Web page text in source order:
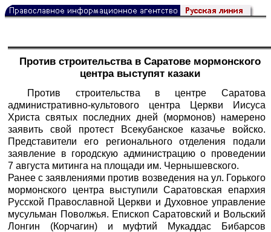
Против строительства в Саратове мормонского
центра выступят казаки
Против строительства в центре Саратова
административно-культового центра Церкви Иисуса
Христа святых последних дней (мормонов) намерено
заявить свой протест Всекубанское казачье войско.
Представители его регионального отделения подали
заявление в городскую администрацию о проведении
7 августа митинга на площади им. Чернышевского.
Ранее с заявлениями против возведения на ул. Горького
мормонского центра выступили Саратовская епархия
Русской Православной Церкви и Духовное управление
мусульман Поволжья. Епископ Саратовский и Вольский
Лонгин (Корчагин) и муфтий Мукаддас Бибарсов